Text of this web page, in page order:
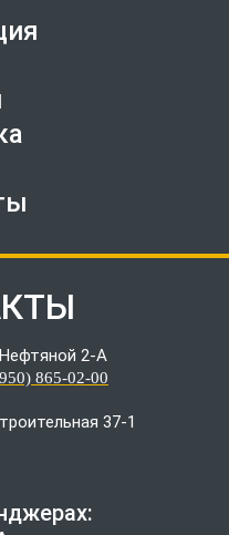
2-А
865-02-00
37-1